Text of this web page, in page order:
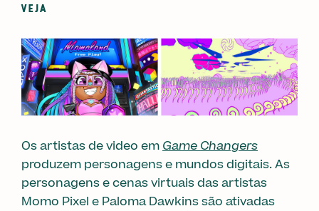
VEJA
Os artistas de video emGame Changers
produzem personagens e mundos digitais. As
personagens e cenas virtuais das artistas
Momo Pixel e Paloma Dawkins são ativadas